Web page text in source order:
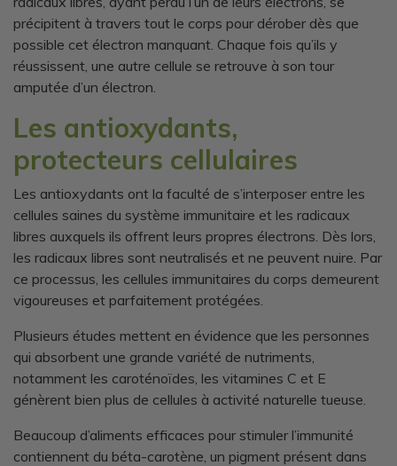
précipitent à travers tout le corps pour dérober dès que
possible cet électron manquant. Chaque fois qu’ils y
réussissent, une autre cellule se retrouve à son tour
amputée d’un électron.
Les antioxydants,
protecteurs cellulaires
Les antioxydants ont la faculté de s’interposer entre les
cellules saines du système immunitaire et les radicaux
libres auxquels ils offrent leurs propres électrons. Dès lors,
les radicaux libres sont neutralisés et ne peuvent nuire. Par
ce processus, les cellules immunitaires du corps demeurent
vigoureuses et parfaitement protégées.
Plusieurs études mettent en évidence que les personnes
qui absorbent une grande variété de nutriments,
notamment les caroténoïdes, les vitamines C et E
génèrent bien plus de cellules à activité naturelle tueuse.
Beaucoup d’aliments efficaces pour stimuler l’immunité
contiennent du béta-carotène, un pigment présent dans